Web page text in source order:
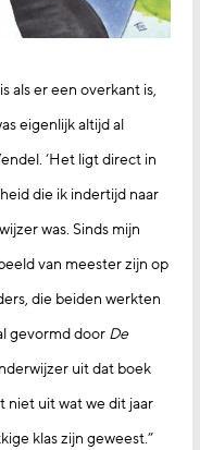
als er een overkant is,
eigenlijk altijd al
‘Het ligt direct in
die ik indertijd naar
was. Sinds mijn
van meester zijn op
die beiden werkten
gevormd door De
uit dat boek
niet uit wat we dit jaar
klas zijn geweest.”